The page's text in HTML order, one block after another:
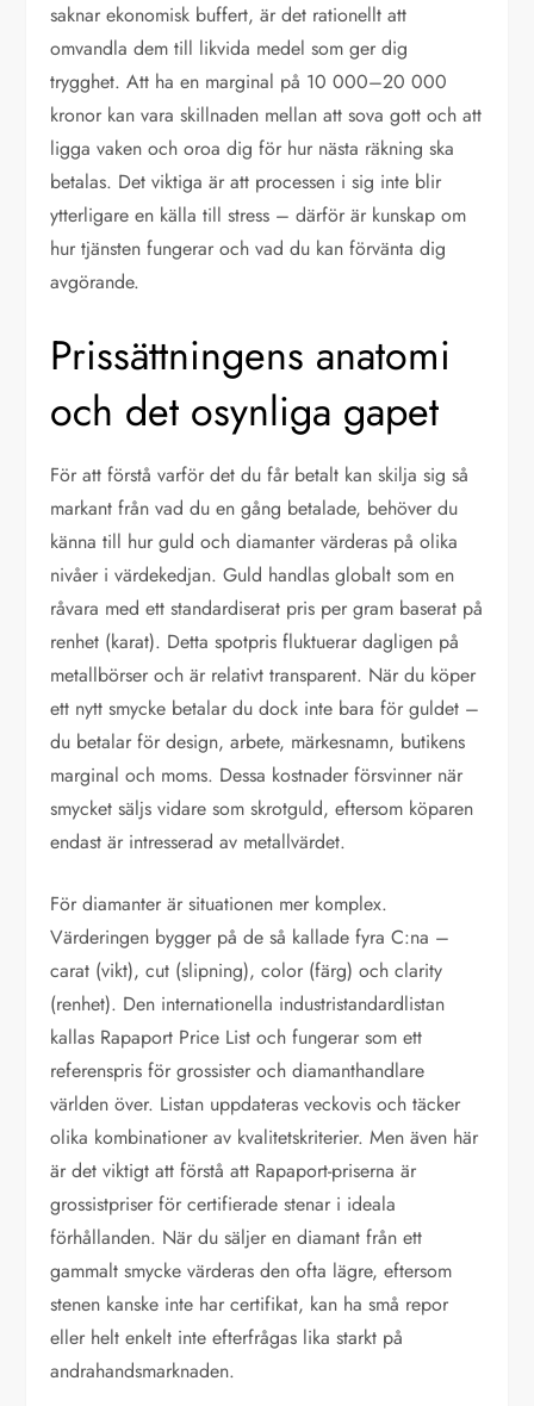
saknar ekonomisk buffert, är det rationellt att
omvandla dem till likvida medel som ger dig
trygghet. Att ha en marginal på 10 000–20 000
kronor kan vara skillnaden mellan att sova gott och att
ligga vaken och oroa dig för hur nästa räkning ska
betalas. Det viktiga är att processen i sig inte blir
ytterligare en källa till stress – därför är kunskap om
hur tjänsten fungerar och vad du kan förvänta dig
avgörande.
Prissättningens anatomi
och det osynliga gapet
För att förstå varför det du får betalt kan skilja sig så
markant från vad du en gång betalade, behöver du
känna till hur guld och diamanter värderas på olika
nivåer i värdekedjan. Guld handlas globalt som en
råvara med ett standardiserat pris per gram baserat på
renhet (karat). Detta spotpris fluktuerar dagligen på
metallbörser och är relativt transparent. När du köper
ett nytt smycke betalar du dock inte bara för guldet –
du betalar för design, arbete, märkesnamn, butikens
marginal och moms. Dessa kostnader försvinner när
smycket säljs vidare som skrotguld, eftersom köparen
endast är intresserad av metallvärdet.
För diamanter är situationen mer komplex.
Värderingen bygger på de så kallade fyra C:na –
carat (vikt), cut (slipning), color (färg) och clarity
(renhet). Den internationella industristandardlistan
kallas Rapaport Price List och fungerar som ett
referenspris för grossister och diamanthandlare
världen över. Listan uppdateras veckovis och täcker
olika kombinationer av kvalitetskriterier. Men även här
är det viktigt att förstå att Rapaport-priserna är
grossistpriser för certifierade stenar i ideala
förhållanden. När du säljer en diamant från ett
gammalt smycke värderas den ofta lägre, eftersom
stenen kanske inte har certifikat, kan ha små repor
eller helt enkelt inte efterfrågas lika starkt på
andrahandsmarknaden.